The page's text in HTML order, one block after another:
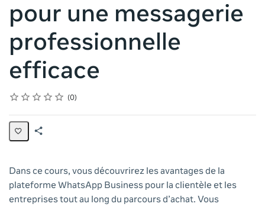
pour une messagerie
professionnelle
efficace
Rating
1 star
2 stars
3 stars
4 stars
5 stars
Average rating: 0 0
No reviews
Dans ce cours, vous découvrirez les avantages de la
plateforme WhatsApp Business pour la clientèle et les
entreprises tout au long du parcours d’achat. Vous